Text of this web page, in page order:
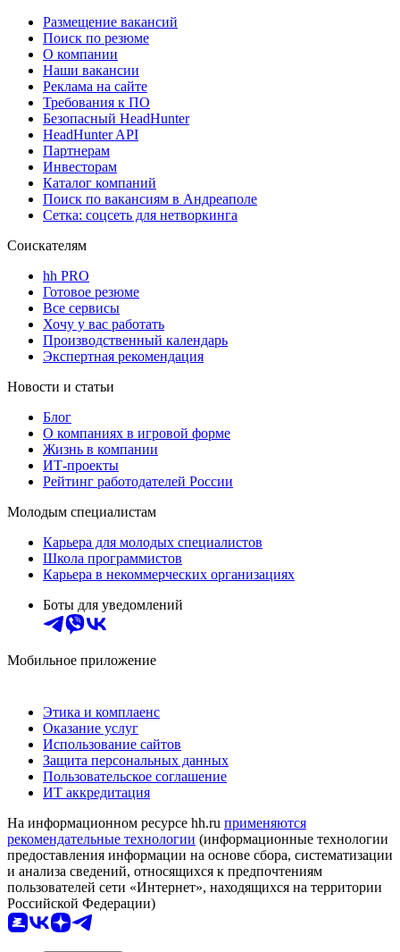
Размещение вакансий
Поиск по резюме
О компании
Наши вакансии
Реклама на сайте
Требования к ПО
Безопасный HeadHunter
HeadHunter API
Партнерам
Инвесторам
Каталог компаний
Поиск по вакансиям в Андреаполе
Сетка: соцсеть для нетворкинга
Соискателям
hh PRO
Готовое резюме
Все сервисы
Хочу у вас работать
Производственный календарь
Экспертная рекомендация
Новости и статьи
Блог
О компаниях в игровой форме
Жизнь в компании
ИТ-проекты
Рейтинг работодателей России
Молодым специалистам
Карьера для молодых специалистов
Школа программистов
Карьера в некоммерческих организациях
Боты для уведомлений
Мобильное приложение
Этика и комплаенс
Оказание услуг
Использование сайтов
Защита персональных данных
Пользовательское соглашение
ИТ аккредитация
На информационном ресурсе hh.ru применяются
рекомендательные технологии (информационные технологии
предоставления информации на основе сбора, систематизации
и анализа сведений, относящихся к предпочтениям
пользователей сети «Интернет», находящихся на территории
Российской Федерации)